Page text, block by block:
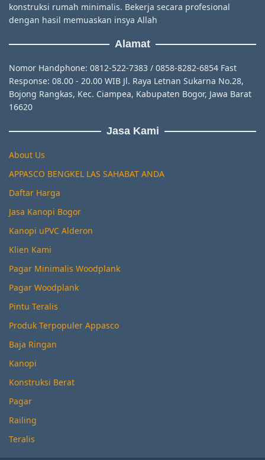
konstruksi rumah minimalis. Bekerja secara profesional
dengan hasil memuaskan insya Allah
Alamat
Nomor Handphone: 0812-522-7383 / 0858-8282-6854 Fast
Response: 08.00 - 20.00 WIB Jl. Raya Letnan Sukarna No.28,
Bojong Rangkas, Kec. Ciampea, Kabupaten Bogor, Jawa Barat
16620
Jasa Kami
About Us
APPASCO BENGKEL LAS SAHABAT ANDA
Daftar Harga
Jasa Kanopi Bogor
Kanopi uPVC Alderon
Klien Kami
Pagar Minimalis Woodplank
Pagar Woodplank
Pintu Teralis
Produk Terpopuler Appasco
Baja Ringan
Kanopi
Konstruksi Berat
Pagar
Railing
Teralis